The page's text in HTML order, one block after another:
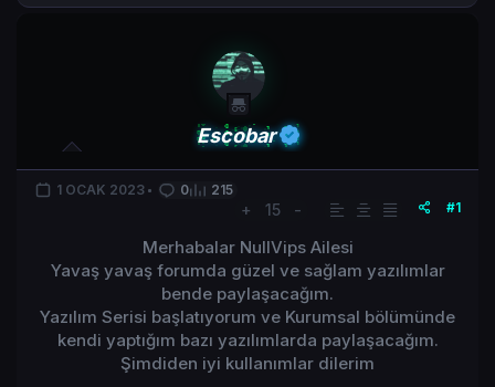
Escobar
1 OCAK 2023 0 215
+ 15 - #1
Merhabalar NullVips Ailesi
Yavaş yavaş forumda güzel ve sağlam yazılımlar
bende paylaşacağım.
Yazılım Serisi başlatıyorum ve Kurumsal bölümünde
kendi yaptığım bazı yazılımlarda paylaşacağım.
Şimdiden iyi kullanımlar dilerim